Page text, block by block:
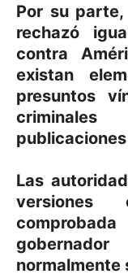
Por su
rechazó
contra
existan
presuntos
Las
versiones
gobernador
normalmente